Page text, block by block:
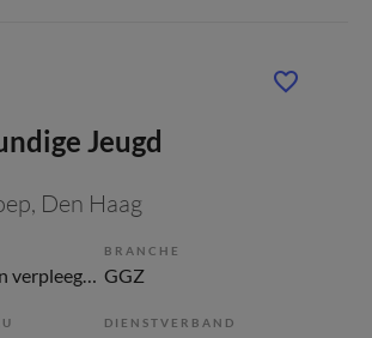
Jeugd
, Den Haag
BRANCHE
GGZ
DIENSTVERBAND